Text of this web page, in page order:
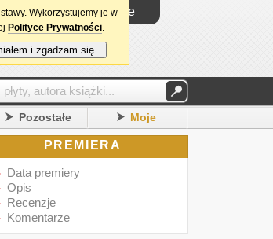
Logowanie
Pozostałe Moje
PREMIERA
Data premiery
Opis
Recenzje
Komentarze
Wykorzystujemy je w
Polityce Prywatności.
i zgadzam się